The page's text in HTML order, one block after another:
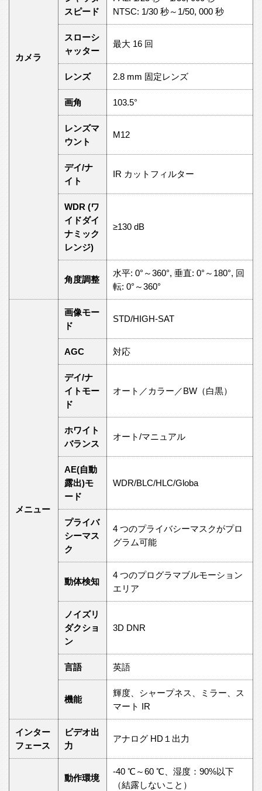
カメラ
スピード
NTSC: 1/30 秒～1/50, 000 秒
スローシ
ャッター
最大 16 回
レンズ 2.8 mm 固定レンズ
画角 103.5°
レンズマ
ウント
M12
デイ/ナ
イト
IR カットフィルター
WDR (ワ
イドダイ
ナミック
レンジ)
≥130 dB
角度調整
水平: 0°～360°, 垂直: 0°～180°, 回
転: 0°～360°
メニュー
画像モー
ド
STD/HIGH-SAT
AGC 対応
デイ/ナ
イトモー
ド
オート／カラー／BW（白黒）
ホワイト
バランス
オート/マニュアル
AE(自動
露出)モ
ード
WDR/BLC/HLC/Globa
プライバ
シーマス
ク
4 つのプライバシーマスクがプロ
グラム可能
動体検知
4 つのプログラマブルモーション
エリア
ノイズリ
ダクショ
ン
3D DNR
言語 英語
機能
輝度、シャープネス、ミラー、ス
マート IR
インター
フェース
ビデオ出
力
アナログ HD１出力
動作環境
-40 ℃～60 ℃、湿度：90%以下
（結露しないこと）